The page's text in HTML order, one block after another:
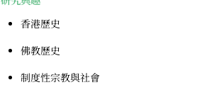
香港歷史
佛教歷史
制度性宗教與社會